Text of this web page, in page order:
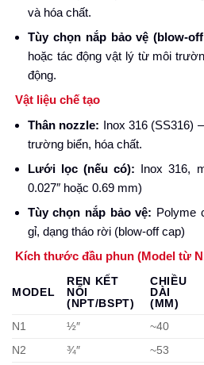
và hóa chất.
Tùy chọn nắp bảo vệ (blow-
hoặc tác động vật lý từ môi
động.
Vật liệu chế tạo
Thân nozzle: Inox 316 (SS316)
trường biển, hóa chất.
Lưới lọc (nếu có): Inox 316,
0.027″ hoặc 0.69 mm)
Tùy chọn nắp bảo vệ: Polyme
gỉ, dạng tháo rời (blow-off cap)
Kích thước đầu phun (Model từ
MODEL
REN KẾT
NỐI
(NPT/BSPT)
CHIỀU
DÀI
(MM)
N1
½″ ~40
N2
¾″ ~53